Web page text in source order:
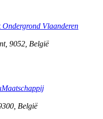
Vlaanderen
, 9052 België
België